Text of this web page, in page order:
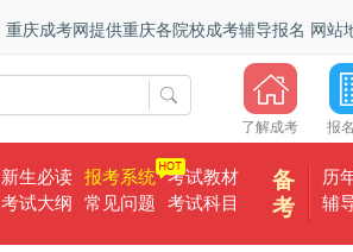
重庆成考网提供重庆各院校成考辅导报名 网站
了解成考 报
新生必读 报考系统 考试教材
考试大纲
常见问题 考试科目
备
考
历
辅